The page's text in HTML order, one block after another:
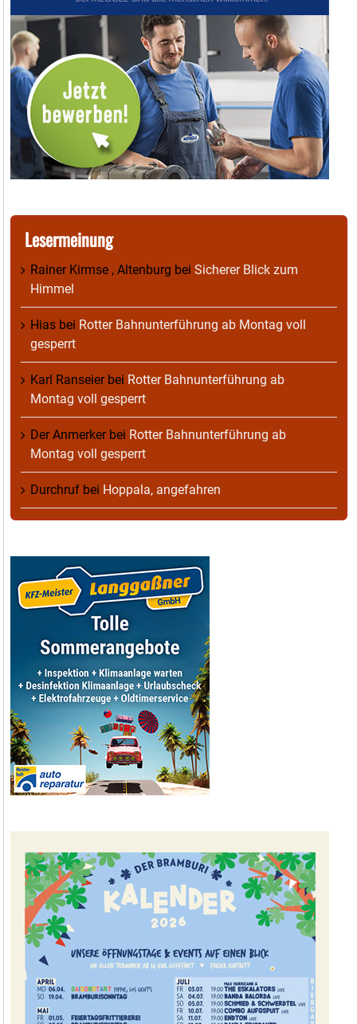
Lesermeinung
Rainer Kirmse , Altenburg bei Sicherer Blick zum
Himmel
Hias bei Rotter Bahnunterführung ab Montag voll
gesperrt
Karl Ranseierbei Rotter Bahnunterführung ab
Montag voll gesperrt
Der Anmerkerbei Rotter Bahnunterführung ab
Montag voll gesperrt
Durchruf bei Hoppala, angefahren